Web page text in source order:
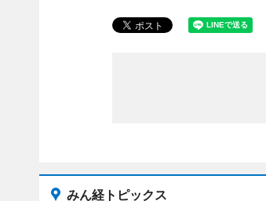
みん経トピックス